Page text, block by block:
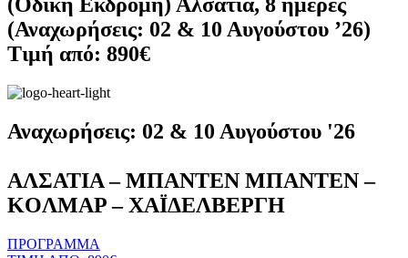
(Αναχωρήσεις: 02 & 10 Αυγούστου ’26)
Τιμή από: 890€
Αναχωρήσεις: 02 & 10 Αυγούστου '26
ΑΛΣΑΤΙΑ – ΜΠΑΝΤΕΝ ΜΠΑΝΤΕΝ –
KOΛΜΑΡ – ΧΑΪΔΕΛΒΕΡΓΗ
ΠΡΟΓΡΑΜΜΑ